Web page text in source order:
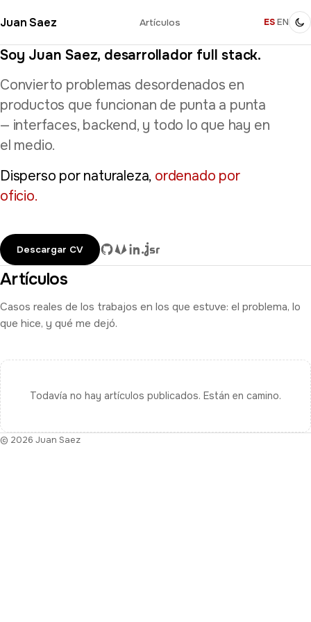
Juan Saez Artículos ESEN
Soy Juan Saez, desarrollador full stack.
Convierto problemas desordenados en
productos que funcionan de punta a punta
— interfaces, backend, y todo lo que hay en
el medio.
Disperso por naturaleza, ordenado por
oficio.
Descargar CV
Artículos
Casos reales de los trabajos en los que estuve: el problema, lo
que hice, y qué me dejó.
Todavía no hay artículos publicados. Están en camino.
© 2026 Juan Saez